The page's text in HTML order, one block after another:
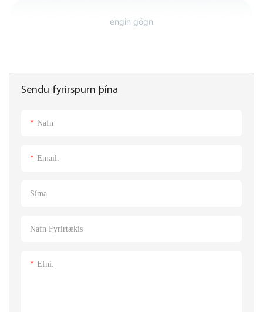
Sendu fyrirspurn þína
Nafn
Email:
Síma
Nafn Fyrirtækis
Efni.
engin gögn